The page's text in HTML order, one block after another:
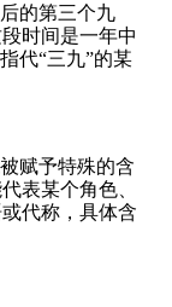
的第三个九
时间是一年中
代“三九”的某
赋予特殊的含
表某个角色、
代称，具体含